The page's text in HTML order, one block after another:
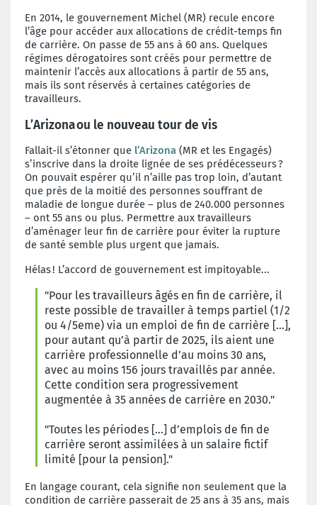
En 2014, le gouvernement Michel (MR) recule encore
l’âge pour accéder aux allocations de crédit-temps fin
de carrière. On passe de 55 ans à 60 ans. Quelques
régimes dérogatoires sont créés pour permettre de
maintenir l’accès aux allocations à partir de 55 ans,
mais ils sont réservés à certaines catégories de
travailleurs.
L’Arizona ou le nouveau tour de vis
Fallait-il s’étonner que l’Arizona (MR et les Engagés)
s’inscrive dans la droite lignée de ses prédécesseurs ?
On pouvait espérer qu’il n’aille pas trop loin, d’autant
que près de la moitié des personnes souffrant de
maladie de longue durée – plus de 240.000 personnes
– ont 55 ans ou plus. Permettre aux travailleurs
d’aménager leur fin de carrière pour éviter la rupture
de santé semble plus urgent que jamais.
Hélas ! L’accord de gouvernement est impitoyable...
"Pour les travailleurs âgés en fin de carrière, il
reste possible de travailler à temps partiel (1/2
ou 4/5eme) via un emploi de fin de carrière […],
pour autant qu’à partir de 2025, ils aient une
carrière professionnelle d’au moins 30 ans,
avec au moins 156 jours travaillés par année.
Cette condition sera progressivement
augmentée à 35 années de carrière en 2030."
"Toutes les périodes […] d’emplois de fin de
carrière seront assimilées à un salaire fictif
limité [pour la pension]."
En langage courant, cela signifie non seulement que la
condition de carrière passerait de 25 ans à 35 ans, mais